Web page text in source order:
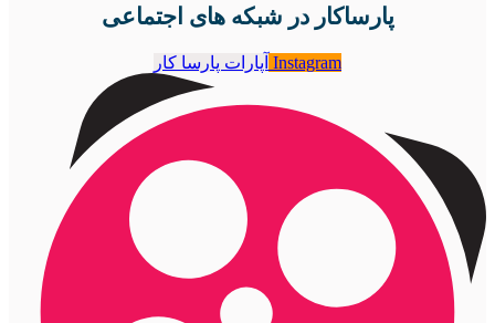
پارساکار در شبکه های اجتماعی
Instagram آپارات پارسا کار